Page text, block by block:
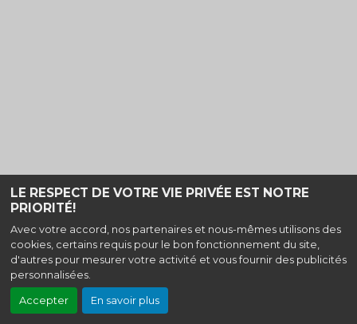
LE RESPECT DE VOTRE VIE PRIVÉE EST NOTRE
PRIORITÉ!
Avec votre accord, nos partenaires et nous-mêmes utilisons des
cookies, certains requis pour le bon fonctionnement du site,
d'autres pour mesurer votre activité et vous fournir des publicités
personnalisées.
Accepter En savoir plus